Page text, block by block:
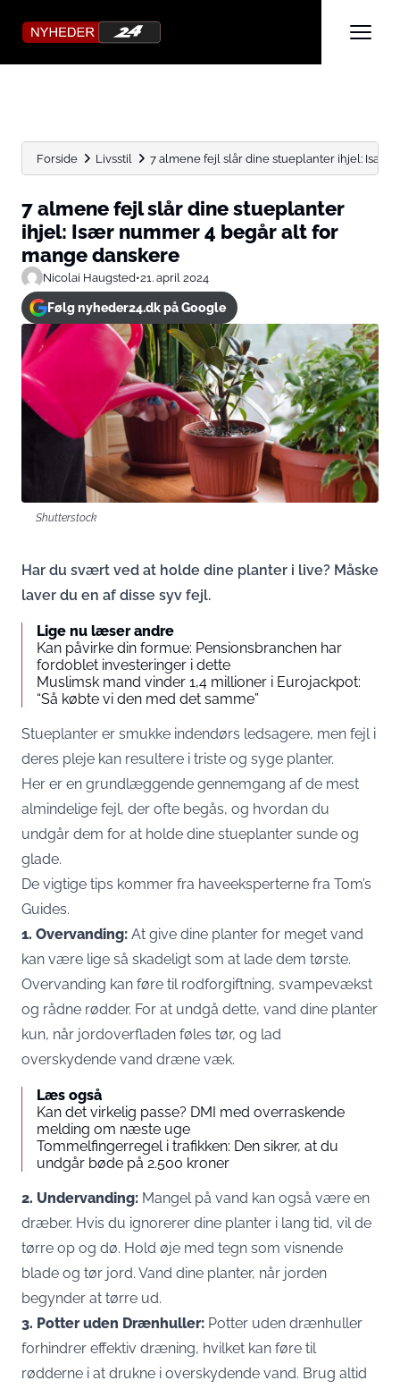
Forside Livsstil 7 almene fejl slår dine stueplanter ihjel: Især
7 almene fejl slår dine stueplanter
ihjel: Især nummer 4 begår alt for
mange danskere
Nicolai Haugsted•21. april 2024
Følg nyheder24.dk på Google
Shutterstock
Har du svært ved at holde dine planter i live? Måske
laver du en af disse syv fejl.
Lige nu læser andre
Kan påvirke din formue: Pensionsbranchen har
fordoblet investeringer i dette
Muslimsk mand vinder 1,4 millioner i Eurojackpot:
“Så købte vi den med det samme”
Stueplanter er smukke indendørs ledsagere, men fejl i
deres pleje kan resultere i triste og syge planter.
Her er en grundlæggende gennemgang af de mest
almindelige fejl, der ofte begås, og hvordan du
undgår dem for at holde dine stueplanter sunde og
glade.
De vigtige tips kommer fra haveeksperterne fra Tom’s
Guides.
1. Overvanding: At give dine planter for meget vand
kan være lige så skadeligt som at lade dem tørste.
Overvanding kan føre til rodforgiftning, svampevækst
og rådne rødder. For at undgå dette, vand dine planter
kun, når jordoverfladen føles tør, og lad
overskydende vand dræne væk.
Læs også
Kan det virkelig passe? DMI med overraskende
melding om næste uge
Tommelfingerregel i trafikken: Den sikrer, at du
undgår bøde på 2.500 kroner
2. Undervanding: Mangel på vand kan også være en
dræber. Hvis du ignorerer dine planter i lang tid, vil de
tørre op og dø. Hold øje med tegn som visnende
blade og tør jord. Vand dine planter, når jorden
begynder at tørre ud.
3. Potter uden Drænhuller: Potter uden drænhuller
forhindrer effektiv dræning, hvilket kan føre til
rødderne i at drukne i overskydende vand. Brug altid